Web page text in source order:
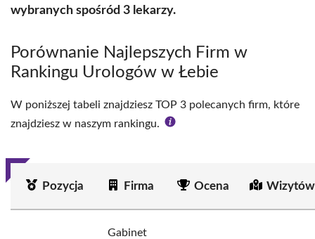
wybranych spośród 3 lekarzy.
Porównanie Najlepszych Firm w
Rankingu Urologów w Łebie
W poniższej tabeli znajdziesz TOP 3 polecanych firm, które
znajdziesz w naszym rankingu.
Pozycja Firma Ocena
Gabinet